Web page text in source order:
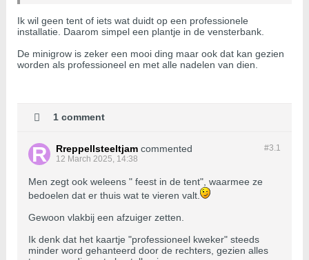
Ik wil geen tent of iets wat duidt op een professionele
installatie. Daarom simpel een plantje in de vensterbank.
De minigrow is zeker een mooi ding maar ook dat kan gezien
worden als professioneel en met alle nadelen van dien.
1 comment
#3.1
Rreppellsteeltjam commented
12 March 2025, 14:38
Men zegt ook weleens " feest in de tent", waarmee ze
bedoelen dat er thuis wat te vieren valt.
Gewoon vlakbij een afzuiger zetten.
Ik denk dat het kaartje "professioneel kweker" steeds
minder word gehanteerd door de rechters, gezien alles